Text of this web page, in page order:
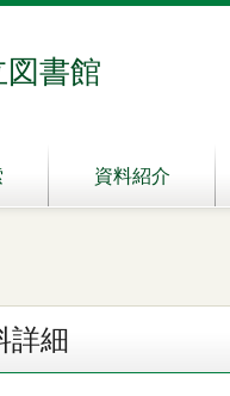
書館
資料紹介
詳細